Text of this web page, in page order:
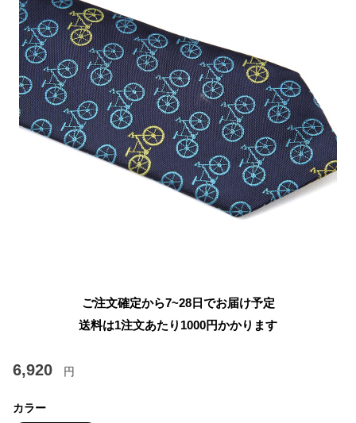
ご注文確定から7~28日でお届け予定
送料は1注文あたり 1000円かかります
6,920 円
カラー